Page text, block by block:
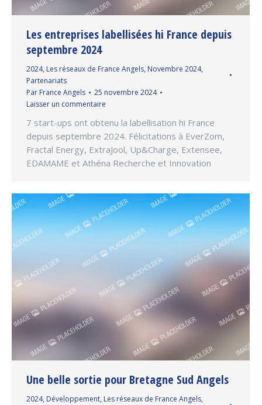
Les entreprises labellisées hi France depuis
septembre 2024
2024, Les réseaux de France Angels, Novembre 2024,
Partenariats
Par France Angels
25 novembre 2024
Laisser un commentaire
7 start-ups ont obtenu la labellisation hi France
depuis septembre 2024. Félicitations à EverZom,
Fractal Energy, ExtraJool, Up&Charge, Extensee,
EDAMAME et Athéna Recherche et Innovation
Une belle sortie pour Bretagne Sud Angels
2024, Développement, Les réseaux de France Angels,